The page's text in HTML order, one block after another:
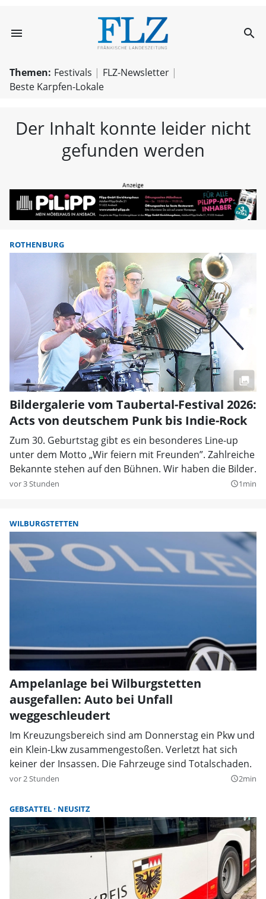
menu FLZ – search
Themen: Festivals
FLZ-Newsletter
Beste Karpfen-Lokale
Der Inhalt konnte leider nicht
gefunden werden
ROTHENBURG
Bildergalerie vom Taubertal-Festival 2026:
Acts von deutschem Punk bis Indie-Rock
Zum 30. Geburtstag gibt es ein besonderes Line-up
unter dem Motto „Wir feiern mit Freunden”. Zahlreiche
Bekannte stehen auf den Bühnen. Wir haben die Bilder.
vor 3 Stunden query_builder1min
WILBURGSTETTEN
Ampelanlage bei Wilburgstetten
ausgefallen: Auto bei Unfall
weggeschleudert
Im Kreuzungsbereich sind am Donnerstag ein Pkw und
ein Klein-Lkw zusammengestoßen. Verletzt hat sich
keiner der Insassen. Die Fahrzeuge sind Totalschaden.
vor 2 Stunden query_builder2min
GEBSATTEL NEUSITZ